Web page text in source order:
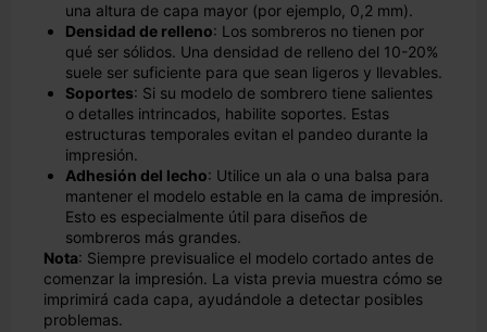
una altura de capa mayor (por ejemplo, 0,2 mm).
Densidad de relleno: Los sombreros no tienen por
qué ser sólidos. Una densidad de relleno del 10-20%
suele ser suficiente para que sean ligeros y llevables.
Soportes: Si su modelo de sombrero tiene salientes
o detalles intrincados, habilite soportes. Estas
estructuras temporales evitan el pandeo durante la
impresión.
Adhesión del lecho: Utilice un ala o una balsa para
mantener el modelo estable en la cama de impresión.
Esto es especialmente útil para diseños de
sombreros más grandes.
Nota: Siempre previsualice el modelo cortado antes de
comenzar la impresión. La vista previa muestra cómo se
imprimirá cada capa, ayudándole a detectar posibles
problemas.